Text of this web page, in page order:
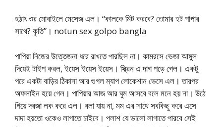
হঠাৎ ওর মোবাইলে মেসেজ এল। “কালকে মিট করবে? তোমার হট পাপার
সাথে? কৃতি”। notun sex golpo bangla
পাপিয়া নিজের উত্তেজনা ধরে রাখতে পারছিল না। কামরসে ভেজা আঙ্গুল
দিয়েই টাইপ করল, ইয়েস ইয়েস ইয়েস। স্ক্রিন এ দাগ পড়ে গেল। একটু
পরে একটা বাড়ির ঠিকানা আর গুগল ম্যাপ লোকেশান ভেসে এল। তারপর
অফলাইন হয়ে গেল। পাপিয়ার আজ আর ঘুম আসবে বলে মনে হয় না। উঠে
গিয়ে দরজা লক করে এল। বলা যায় না, মম এর সাথে সবকিছু করে এসে
দাদা হয়তো ওকেও লাগাতে চাইবে। পলাশ যে ভালো লাগাতে পারবে সেই